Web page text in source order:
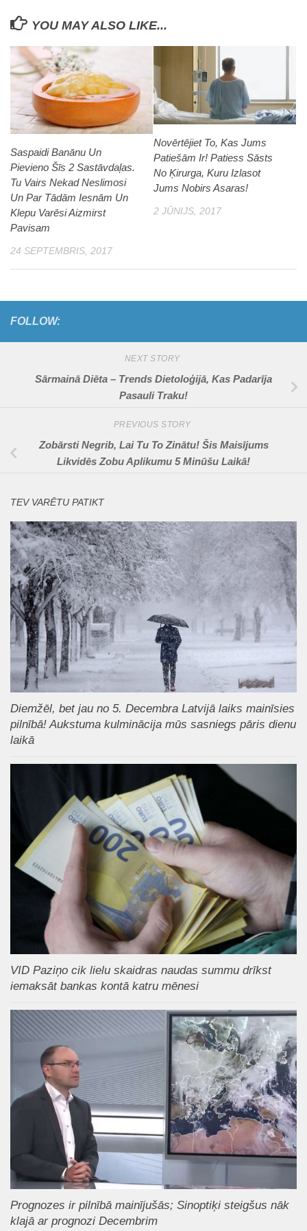
YOU MAY ALSO LIKE...
Saspaidi Banānu Un
Pievieno Šīs 2 Sastāvdaļas.
Tu Vairs Nekad Neslimosi
Un Par Tādām Iesnām Un
Klepu Varēsi Aizmirst
Pavisam
24 SEPTEMBRIS, 2017
Novērtējiet To, Kas Jums
Patiešām Ir! Patiess Sāsts
No Ķirurga, Kuru Izlasot
Jums Nobirs Asaras!
2 JŪNIJS, 2017
FOLLOW:
NEXT STORY
Sārmainā Diēta – Trends Dietoloģijā, Kas Padarīja
Pasauli Traku!
PREVIOUS STORY
Zobārsti Negrib, Lai Tu To Zinātu! Šis Maisījums
Likvidēs Zobu Aplikumu 5 Minūšu Laikā!
TEV VARĒTU PATIKT
Diemžēl, bet jau no 5. Decembra Latvijā laiks mainīsies
pilnībā! Aukstuma kulminācija mūs sasniegs pāris dienu
laikā
VID Paziņo cik lielu skaidras naudas summu drīkst
iemaksāt bankas kontā katru mēnesi
Prognozes ir pilnībā mainījušās; Sinoptiķi steigšus nāk
klajā ar prognozi Decembrim